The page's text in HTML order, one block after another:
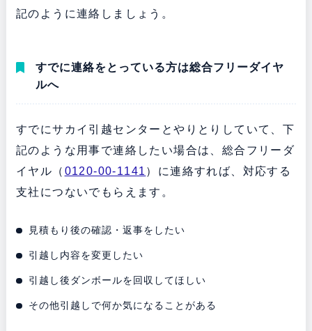
記のように連絡しましょう。
すでに連絡をとっている方は総合フリーダイヤ
ルへ
すでにサカイ引越センターとやりとりしていて、下
記のような用事で連絡したい場合は、総合フリーダ
イヤル（ 0120-00-1141 ）に連絡すれば、対応する
支社につないでもらえます。
見積もり後の確認・返事をしたい
引越し内容を変更したい
引越し後ダンボールを回収してほしい
その他引越しで何か気になることがある